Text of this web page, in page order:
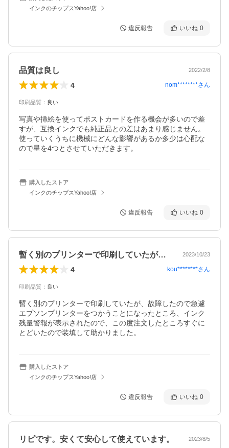
インクのチップスYahoo!店
違反報告 いいね 0
品質は良し 2022/2/8
4 nom********さん
印刷品質 ： 良い
写真や挿絵を使ってポストカードを作る機会が多いので差
すが、互換インクでも純正品との差はあまり感じません。
使っていくうちに機械にどんな影響があるか多少は心配な
ので星を4つとさせていただきます。
購入したストア
インクのチップスYahoo!店
違反報告 いいね 0
暫く別のプリンターで印刷していたが、故… 2023/10/23
4 kou********さん
印刷品質 ： 良い
暫く別のプリンターで印刷していたが、故障したので急遽
エプソンプリンターをつかうことになったところ、インク
残量警報が表示されたので、この度注文したところすぐに
とどいたので装填して助かりました。
購入したストア
インクのチップスYahoo!店
違反報告 いいね 0
リピです。安くて安心して使えています。 2023/8/5